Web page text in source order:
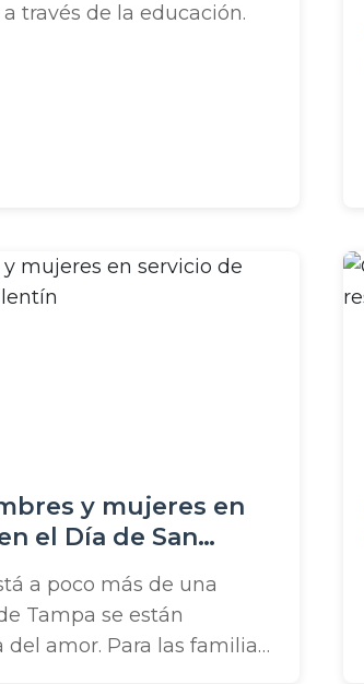
través de la educación.
y mujeres en
el Día de San
a poco más de una
Tampa se están
amor. Para las familias